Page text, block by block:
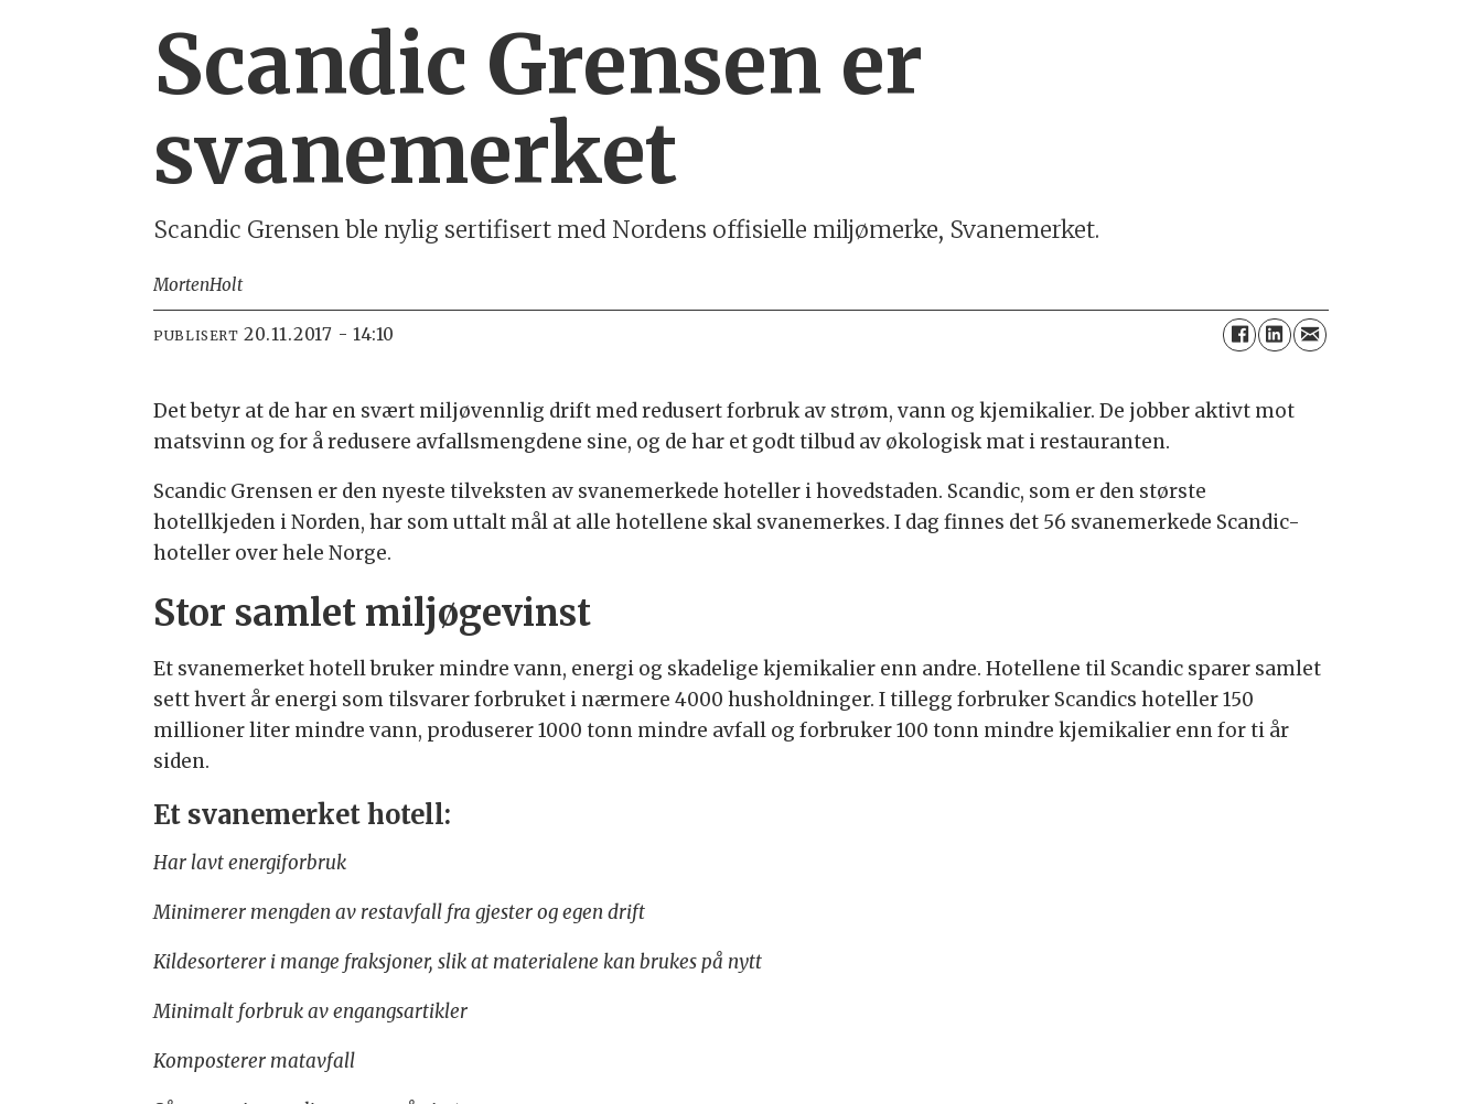
Scandic Grensen er
svanemerket
Scandic Grensen ble nylig sertifisert med Nordens offisielle miljømerke, Svanemerket.
MortenHolt
PUBLISERT 20.11.2017 - 14:10
Det betyr at de har en svært miljøvennlig drift med redusert forbruk av strøm, vann og kjemikalier. De jobber aktivt mot
matsvinn og for å redusere avfallsmengdene sine, og de har et godt tilbud av økologisk mat i restauranten.
Scandic Grensen er den nyeste tilveksten av svanemerkede hoteller i hovedstaden. Scandic, som er den største
hotellkjeden i Norden, har som uttalt mål at alle hotellene skal svanemerkes. I dag finnes det 56 svanemerkede Scandic-
hoteller over hele Norge.
Stor samlet miljøgevinst
Et svanemerket hotell bruker mindre vann, energi og skadelige kjemikalier enn andre. Hotellene til Scandic sparer samlet
sett hvert år energi som tilsvarer forbruket i nærmere 4000 husholdninger. I tillegg forbruker Scandics hoteller 150
millioner liter mindre vann, produserer 1000 tonn mindre avfall og forbruker 100 tonn mindre kjemikalier enn for ti år
siden.
Et svanemerket hotell:
Har lavt energiforbruk
Minimerer mengden av restavfall fra gjester og egen drift
Kildesorterer i mange fraksjoner, slik at materialene kan brukes på nytt
Minimalt forbruk av engangsartikler
Komposterer matavfall